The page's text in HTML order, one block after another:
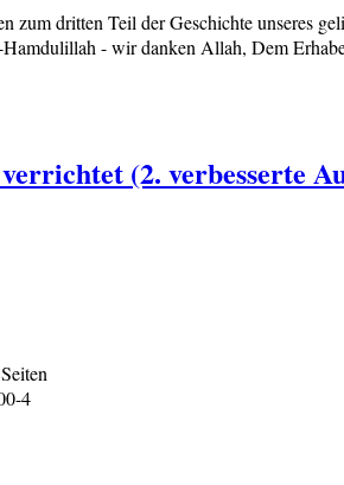
zum dritten Teil der Geschichte unseres
- wir danken Allah, Dem
(2. verbesserte
4